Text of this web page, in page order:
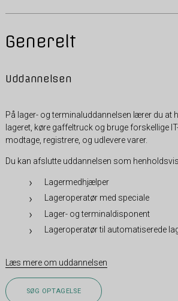
Generelt
Uddannelsen
På lager- og terminaluddannelsen lærer du at
lageret, køre gaffeltruck og bruge forskellige
modtage, registrere, og udlevere varer.
Du kan afslutte uddannelsen som
Lagermedhjælper
Lageroperatør med speciale
Lager- og terminaldisponent
Lageroperatør til automatiserede
Læs mere om uddannelsen
SØG OPTAGELSE